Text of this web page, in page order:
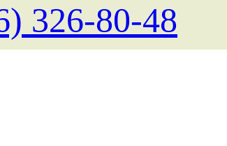
326-80-48